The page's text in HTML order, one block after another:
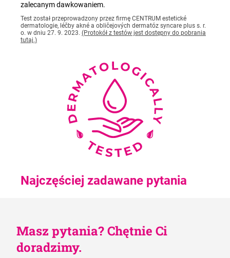
zalecanym dawkowaniem.
Test został przeprowadzony przez firmę CENTRUM estetické
dermatologie, léčby akné a obličejových dermatóz syncare plus s. r.
o. w dniu 27. 9. 2023. (Protokół z testów jest dostępny do pobrania
tutaj.)
Najczęściej zadawane pytania
Masz pytania? Chętnie Ci
doradzimy.